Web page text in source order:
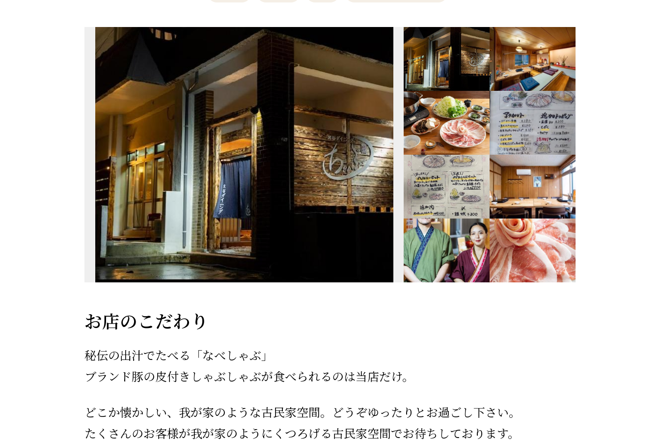
お店のこだわり
秘伝の出汁でたべる「なべしゃぶ」
ブランド豚の皮付きしゃぶしゃぶが食べられるのは当店だけ。
どこか懐かしい、我が家のような古民家空間。どうぞゆったりとお過ごし下さい。
たくさんのお客様が我が家のようにくつろげる古民家空間でお待ちしております。